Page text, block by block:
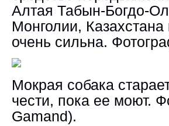
Алтая Табын-Богдо-
Монголии,
очень сильна.
Мокрая собака
чести, пока ее моют.
Gamand).